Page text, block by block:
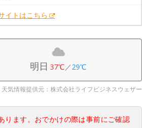
イトはこちら
明日 37℃／29℃
天気情報提供元：株式会社ライフビジネスウェザー
ます。おでかけの際は事前にご確認